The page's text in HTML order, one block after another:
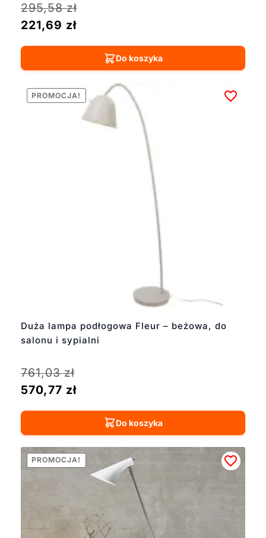
295,58zł
221,69 zł
Do koszyka
Duża lampa podłogowa Fleur – beżowa, do
salonu i sypialni
PROMOCJA!
761,03zł
570,77 zł
Do koszyka
PROMOCJA!